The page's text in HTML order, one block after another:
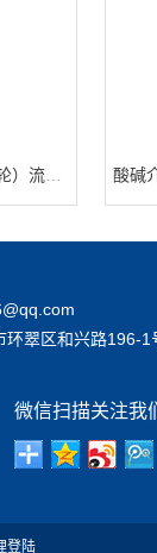
酸碱
环翠区和兴路196-1
微信扫描关注我
登陆